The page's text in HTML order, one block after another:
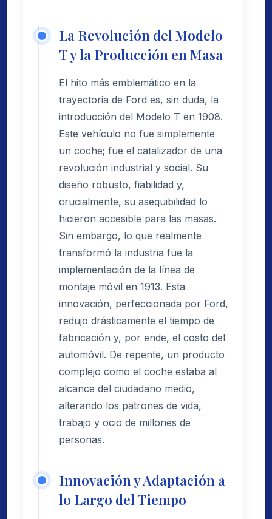
La Revolución del Modelo
T y la Producción en Masa
El hito más emblemático en la
trayectoria de Ford es, sin duda, la
introducción del Modelo T en 1908.
Este vehículo no fue simplemente
un coche; fue el catalizador de una
revolución industrial y social. Su
diseño robusto, fiabilidad y,
crucialmente, su asequibilidad lo
hicieron accesible para las masas.
Sin embargo, lo que realmente
transformó la industria fue la
implementación de la línea de
montaje móvil en 1913. Esta
innovación, perfeccionada por Ford,
redujo drásticamente el tiempo de
fabricación y, por ende, el costo del
automóvil. De repente, un producto
complejo como el coche estaba al
alcance del ciudadano medio,
alterando los patrones de vida,
trabajo y ocio de millones de
personas.
Innovación y Adaptación a
lo Largo del Tiempo